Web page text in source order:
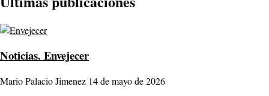
Noticias. Envejecer
Mario Palacio Jimenez 14 de mayo de 2026